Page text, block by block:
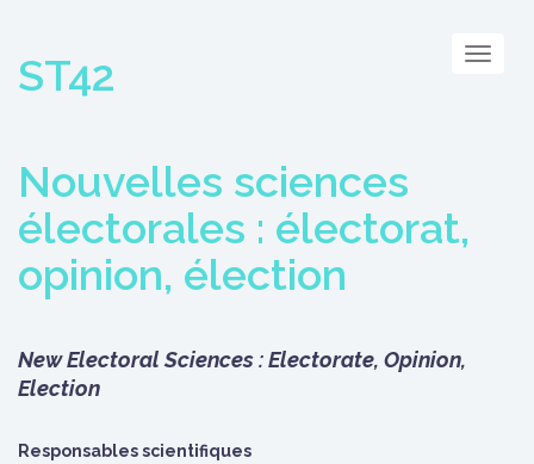
Menu
ST42
Nouvelles sciences
électorales : électorat,
opinion, élection
New Electoral Sciences : Electorate, Opinion,
Election
Responsables scientifiques